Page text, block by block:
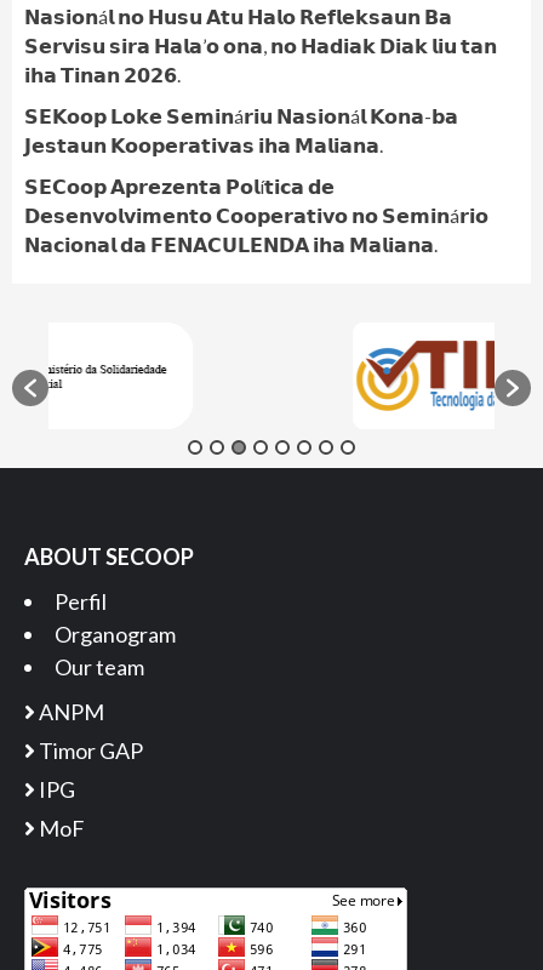
𝗡𝗮𝘀𝗶𝗼𝗻á𝗹 𝗻𝗼 𝗛𝘂𝘀𝘂 𝗔𝘁𝘂 𝗛𝗮𝗹𝗼 𝗥𝗲𝗳𝗹𝗲𝗸𝘀𝗮𝘂𝗻 𝗕𝗮
𝗦𝗲𝗿𝘃𝗶𝘀𝘂 𝘀𝗶𝗿𝗮 𝗛𝗮𝗹𝗮’𝗼 𝗼𝗻𝗮, 𝗻𝗼 𝗛𝗮𝗱𝗶𝗮𝗸 𝗗𝗶𝗮𝗸 𝗹𝗶𝘂 𝘁𝗮𝗻
𝗶𝗵𝗮 𝗧𝗶𝗻𝗮𝗻 𝟮𝟬𝟮𝟲.
𝗦𝗘𝗞𝗼𝗼𝗽 𝗟𝗼𝗸𝗲 𝗦𝗲𝗺𝗶𝗻á𝗿𝗶𝘂 𝗡𝗮𝘀𝗶𝗼𝗻á𝗹 𝗞𝗼𝗻𝗮-𝗯𝗮
𝗝𝗲𝘀𝘁𝗮𝘂𝗻 𝗞𝗼𝗼𝗽𝗲𝗿𝗮𝘁𝗶𝘃𝗮𝘀 𝗶𝗵𝗮 𝗠𝗮𝗹𝗶𝗮𝗻𝗮.
𝗦𝗘𝗖𝗼𝗼𝗽 𝗔𝗽𝗿𝗲𝘇𝗲𝗻𝘁𝗮 𝗣𝗼𝗹í𝘁𝗶𝗰𝗮 𝗱𝗲
𝗗𝗲𝘀𝗲𝗻𝘃𝗼𝗹𝘃𝗶𝗺𝗲𝗻𝘁𝗼 𝗖𝗼𝗼𝗽𝗲𝗿𝗮𝘁𝗶𝘃𝗼 𝗻𝗼 𝗦𝗲𝗺𝗶𝗻á𝗿𝗶𝗼
𝗡𝗮𝗰𝗶𝗼𝗻𝗮𝗹 𝗱𝗮 𝗙𝗘𝗡𝗔𝗖𝗨𝗟𝗘𝗡𝗗𝗔 𝗶𝗵𝗮 𝗠𝗮𝗹𝗶𝗮𝗻𝗮.
ABOUT SECOOP
Perfil
Organogram
Our team
ANPM
Timor GAP
IPG
MoF